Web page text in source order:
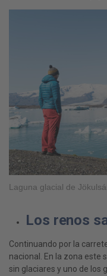
Laguna glacial de
Los renos
Continuando por la
nacional. En la zona este
sin glaciares y uno de los